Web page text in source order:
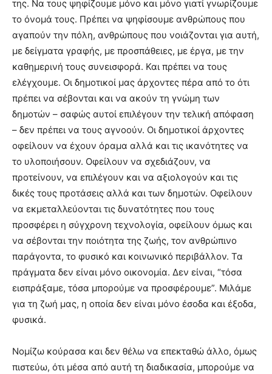
της. Να τους ψηφίζουμε μόνο και μόνο γιατί γνωρίζουμε
το όνομά τους. Πρέπει να ψηφίσουμε ανθρώπους που
αγαπούν την πόλη, ανθρώπους που νοιάζονται για αυτή,
με δείγματα γραφής, με προσπάθειες, με έργα, με την
καθημερινή τους συνεισφορά. Και πρέπει να τους
ελέγχουμε. Οι δημοτικοί μας άρχοντες πέρα από το ότι
πρέπει να σέβονται και να ακούν τη γνώμη των
δημοτών – σαφώς αυτοί επιλέγουν την τελική απόφαση
– δεν πρέπει να τους αγνοούν. Οι δημοτικοί άρχοντες
οφείλουν να έχουν όραμα αλλά και τις ικανότητες να
το υλοποιήσουν. Οφείλουν να σχεδιάζουν, να
προτείνουν, να επιλέγουν και να αξιολογούν και τις
δικές τους προτάσεις αλλά και των δημοτών. Οφείλουν
να εκμεταλλεύονται τις δυνατότητες που τους
προσφέρει η σύγχρονη τεχνολογία, οφείλουν όμως και
να σέβονται την ποιότητα της ζωής, τον ανθρώπινο
παράγοντα, το φυσικό και κοινωνικό περιβάλλον. Τα
πράγματα δεν είναι μόνο οικονομία. Δεν είναι, “τόσα
εισπράξαμε, τόσα μπορούμε να προσφέρουμε”. Μιλάμε
για τη ζωή μας, η οποία δεν είναι μόνο έσοδα και έξοδα,
φυσικά.
Νομίζω κούρασα και δεν θέλω να επεκταθώ άλλο, όμως
πιστεύω, ότι μέσα από αυτή τη διαδικασία, μπορούμε να